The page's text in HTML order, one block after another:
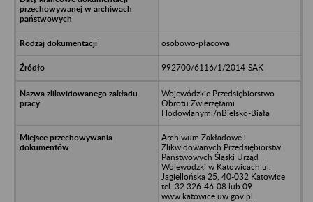
osobowo-płacowa
992700/6116/1/2014-SAK
Wojewódzkie Przedsiębiorstwo
Obrotu Zwierzętami
Hodowlanymi/nBielsko-Biała
Archiwum Zakładowe i
Zlikwidowanych Przedsiębiorstw
Państwowych Śląski Urząd
Wojewódzki w Katowicach ul.
Jagiellońska 25, 40-032 Katowice
tel. 32 326-46-08 lub 09
www.katowice.uw.gov.pl